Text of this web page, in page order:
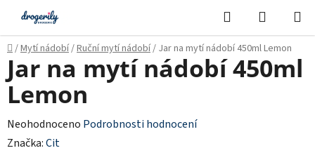
Přejít
obsah
Hledat
KOŠÍK
Domů
/Mytí nádobí/Ruční mytí nádobí/ Jar na mytí nádobí 450ml Lemon
Jar na mytí nádobí 450ml
Lemon
Průměrné
hodnocení
Neohodnoceno Podrobnosti hodnocení
Značka:Cit